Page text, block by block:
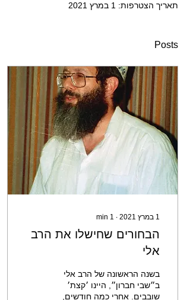
תאריך הצטרפות: 1 במרץ 2021
Posts
1 במרץ 2021 ∙
1
min
הבחורים שחישלו את הרב
אלי
בשנה הראשונה של הרב אלי
ב״שבי חברון״, היינו ׳קצת׳
שובבים. אחרי כמה חודשים,